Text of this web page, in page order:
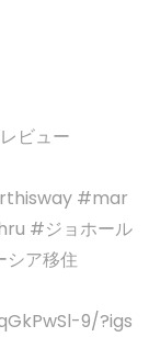
ビュー
#mar
#ジョホール
ア移住
9/?igs